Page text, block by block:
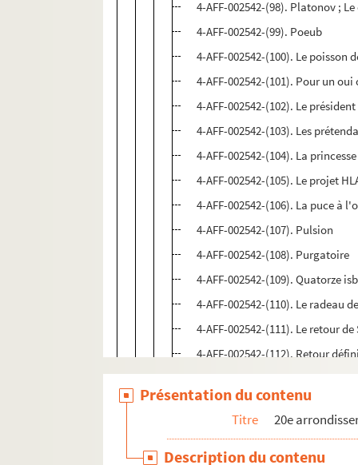
4-AFF-002542-(98). Platonov ;
4-AFF-002542-(99). Poeub
4-AFF-002542-(100). Le poisson
4-AFF-002542-(101). Pour un
4-AFF-002542-(102). Le président
4-AFF-002542-(103). Les
4-AFF-002542-(104). La
4-AFF-002542-(105). Le projet
4-AFF-002542-(106). La puce à
4-AFF-002542-(107). Pulsion
4-AFF-002542-(108). Purgatoire
4-AFF-002542-(109). Quatorze
4-AFF-002542-(110). Le radeau
4-AFF-002542-(111). Le retour de
4-AFF-002542-(112). Retour
4-AFF-002542-(114). La révolte
4-AFF-002542-(115). Sans faim
4-AFF-002542-(116). La scène
Présentation du contenu
Titre 20e
Description du contenu